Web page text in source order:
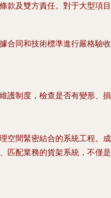
及雙方責任。對于大型項
同和技術標準進行嚴格驗
制度，檢查是否有變形、
間緊密結合的系統工程。
配業務的貨架系統，不僅